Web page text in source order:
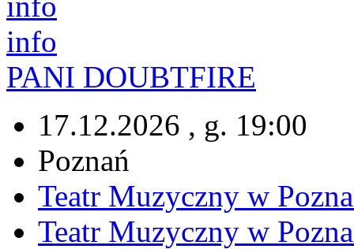
info
PANI DOUBTFIRE
17.12.2026 , g. 19:00
Poznań
Teatr Muzyczny w
Teatr Muzyczny w